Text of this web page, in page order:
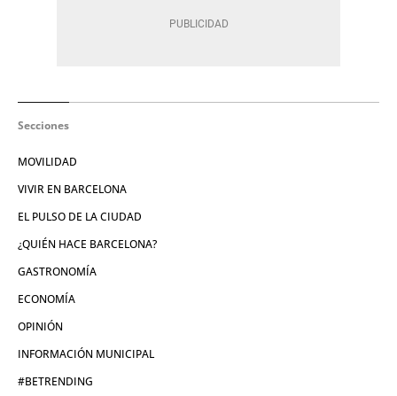
Secciones
MOVILIDAD
VIVIR EN BARCELONA
EL PULSO DE LA CIUDAD
¿QUIÉN HACE BARCELONA?
GASTRONOMÍA
ECONOMÍA
OPINIÓN
INFORMACIÓN MUNICIPAL
#BETRENDING